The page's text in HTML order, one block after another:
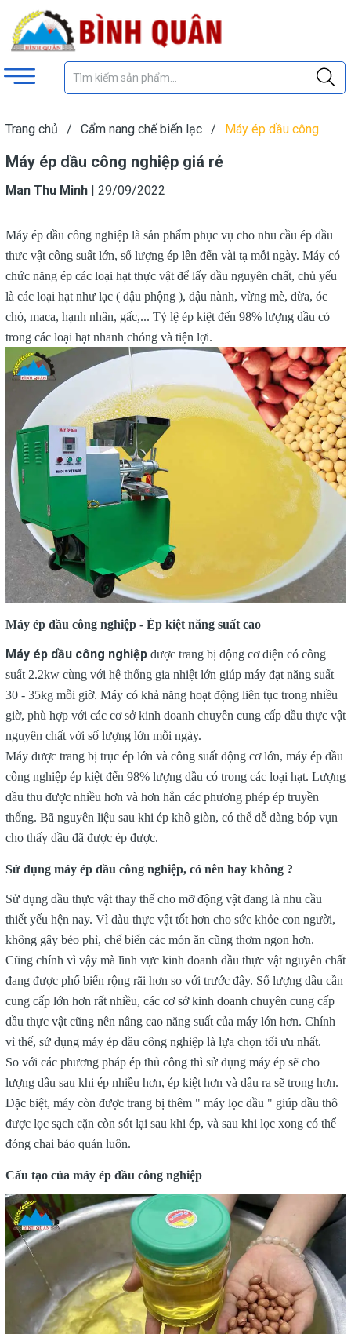
Trang chủ / Cẩm nang chế biến lạc /
Máy ép dầu công
Máy ép dầu công nghiệp giá rẻ
Man Thu Minh | 29/09/2022
Máy ép dầu công nghiệp là sản phẩm phục vụ cho nhu cầu ép dầu
thưc vật công suất lớn, số lượng ép lên đến vài tạ mỗi ngày. Máy có
chức năng ép các loại hạt thực vật để lấy dầu nguyên chất, chủ yếu
là các loại hạt như lạc ( đậu phộng ), đậu nành, vừng mè, dừa, óc
chó, maca, hạnh nhân, gấc,... Tỷ lệ ép kiệt đến 98% lượng dầu có
trong các loại hạt nhanh chóng và tiện lợi.
Máy ép dầu công nghiệp - Ép kiệt năng suất cao
Máy ép dầu công nghiệp được trang bị động cơ điện có công
suất 2.2kw cùng với hệ thống gia nhiệt lớn giúp máy đạt năng suất
30 - 35kg mỗi giờ. Máy có khả năng hoạt động liên tục trong nhiều
giờ, phù hợp với các cơ sở kinh doanh chuyên cung cấp dầu thực vật
nguyên chất với số lượng lớn mỗi ngày.
Máy được trang bị trục ép lớn và công suất động cơ lớn, máy ép dầu
công nghiệp ép kiệt đến 98% lượng dầu có trong các loại hạt. Lượng
dầu thu được nhiều hơn và hơn hẳn các phương phép ép truyền
thống. Bã nguyên liệu sau khi ép khô giòn, có thể dễ dàng bóp vụn
cho thấy dầu đã được ép được.
Sử dụng máy ép dầu công nghiệp, có nên hay không ?
Sử dụng dầu thực vật thay thế cho mỡ động vật đang là nhu cầu
thiết yếu hện nay. Vì dàu thực vật tốt hơn cho sức khỏe con người,
không gây béo phì, chế biến các món ăn cũng thơm ngon hơn.
Cũng chính vì vậy mà lĩnh vực kinh doanh dầu thực vật nguyên chất
đang được phổ biến rộng rãi hơn so với trước đây. Số lượng dầu cần
cung cấp lớn hơn rất nhiều, các cơ sở kinh doanh chuyên cung cấp
dầu thực vật cũng nên nâng cao năng suất của máy lớn hơn. Chính
vì thế, sử dụng máy ép dầu công nghiệp là lựa chọn tối ưu nhất.
So với các phương pháp ép thủ công thì sử dụng máy ép sẽ cho
lượng dầu sau khi ép nhiều hơn, ép kiệt hơn và dầu ra sẽ trong hơn.
Đặc biệt, máy còn được trang bị thêm " máy lọc dầu " giúp dầu thô
được lọc sạch cặn còn sót lại sau khi ép, và sau khi lọc xong có thể
đóng chai bảo quản luôn.
Cấu tạo của máy ép dầu công nghiệp